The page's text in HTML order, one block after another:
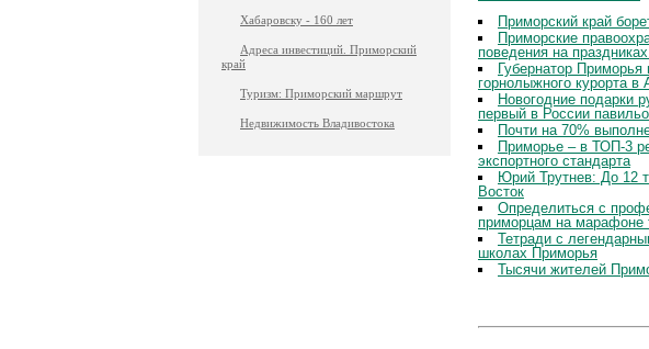
Хабаровску - 160 лет
Адреса инвестиций. Приморский
край
Туризм: Приморский маршрут
Недвижимость Владивостока
Приморский край
Приморские
поведения на
Губернатор Приморья
горнолыжного курорта в
Новогодние подарки
первый в России
Почти на 70%
Приморье – в ТОП-3
экспортного стандарта
Юрий Трутнев: До 12
Восток
Определиться с
приморцам на марафоне
Тетради с
школах Приморья
Тысячи жителей